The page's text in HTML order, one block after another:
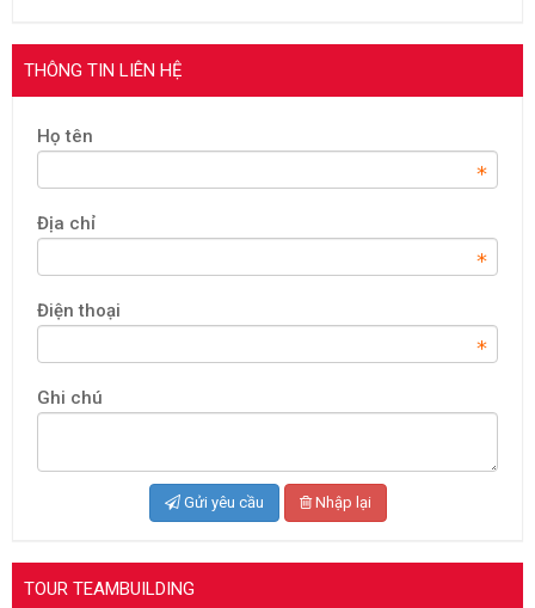
THÔNG TIN LIÊN HỆ
Họ tên
Địa chỉ
Điện thoại
Ghi chú
Gửi yêu cầu Nhập lại
TOUR TEAMBUILDING